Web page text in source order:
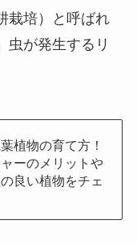
栽培）と呼ばれ
虫が発生するリ
植物の育て方！
ーのメリットや
良い植物をチェ